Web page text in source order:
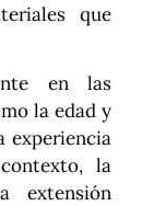
que
en las
la edad y
experiencia
la
extensión